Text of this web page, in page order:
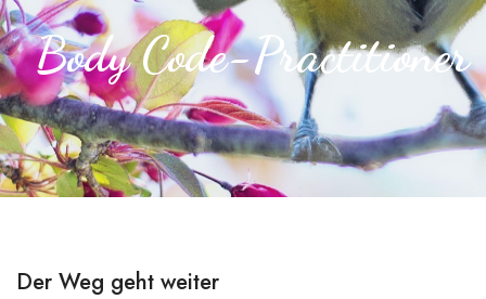
Body Code-Practitioner
Der Weg geht weiter